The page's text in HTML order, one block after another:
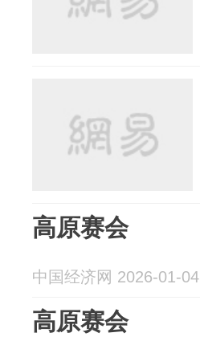
高原赛会
中国经济网 2026-01-04
高原赛会